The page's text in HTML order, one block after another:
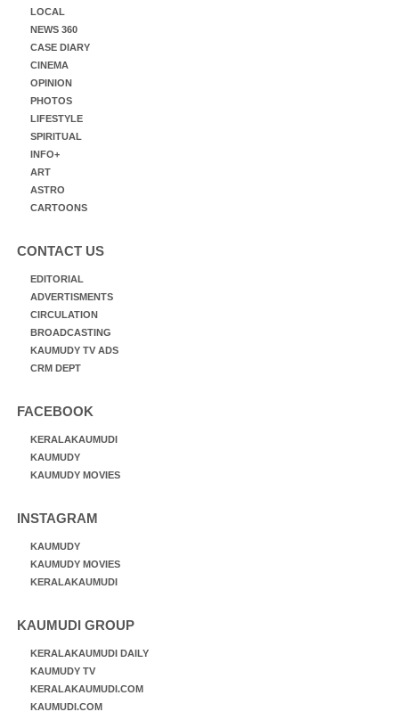
LOCAL
NEWS 360
CASE DIARY
CINEMA
OPINION
PHOTOS
LIFESTYLE
SPIRITUAL
INFO+
ART
ASTRO
CARTOONS
CONTACT US
EDITORIAL
ADVERTISMENTS
CIRCULATION
BROADCASTING
KAUMUDY TV ADS
CRM DEPT
FACEBOOK
KERALAKAUMUDI
KAUMUDY
KAUMUDY MOVIES
INSTAGRAM
KAUMUDY
KAUMUDY MOVIES
KERALAKAUMUDI
KAUMUDI GROUP
KERALAKAUMUDI DAILY
KAUMUDY TV
KERALAKAUMUDI.COM
KAUMUDI.COM